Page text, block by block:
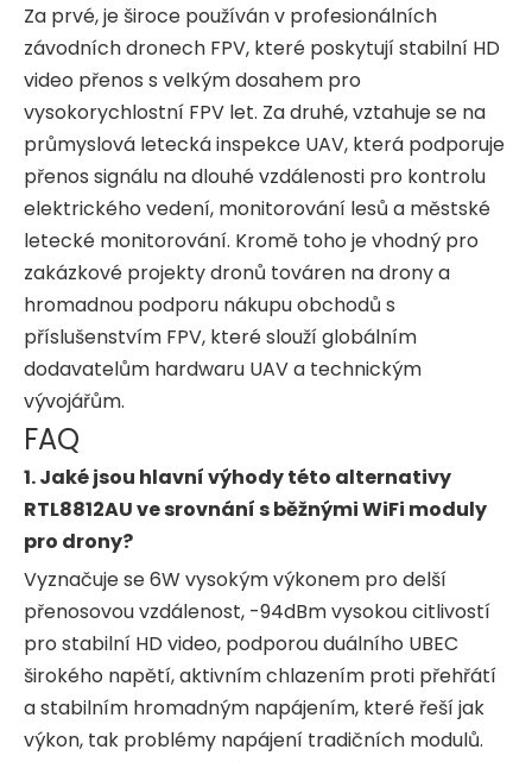
Za prvé, je široce používán v profesionálních
závodních dronech FPV, které poskytují stabilní HD
video přenos s velkým dosahem pro
vysokorychlostní FPV let. Za druhé, vztahuje se na
průmyslová letecká inspekce UAV, která podporuje
přenos signálu na dlouhé vzdálenosti pro kontrolu
elektrického vedení, monitorování lesů a městské
letecké monitorování. Kromě toho je vhodný pro
zakázkové projekty dronů továren na drony a
hromadnou podporu nákupu obchodů s
příslušenstvím FPV, které slouží globálním
dodavatelům hardwaru UAV a technickým
vývojářům.
FAQ
1. Jaké jsou hlavní výhody této alternativy
RTL8812AU ve srovnání s běžnými WiFi moduly
pro drony?
Vyznačuje se 6W vysokým výkonem pro delší
přenosovou vzdálenost, -94dBm vysokou citlivostí
pro stabilní HD video, podporou duálního UBEC
širokého napětí, aktivním chlazením proti přehřátí
a stabilním hromadným napájením, které řeší jak
výkon, tak problémy napájení tradičních modulů.